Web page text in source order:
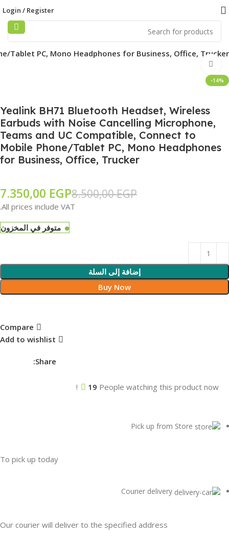
Login / Register
Tablet PC, Mono Headphones for Business, Office, Trucker
-14%
Yealink BH71 Bluetooth Headset, Wireless
Earbuds with Noise Cancelling Microphone,
Teams and UC Compatible, Connect to
Mobile Phone/Tablet PC, Mono Headphones
for Business, Office, Trucker
8.500,00EGP
7.350,00 EGP
All prices include VAT.
متوفر في المخزون
إضافة إلى السلة
Buy Now
Compare
Add to wishlist
Share:
19 People watching this product now!
Pick up from Store
To pick up today
Courier delivery
Our courier will deliver to the specified address